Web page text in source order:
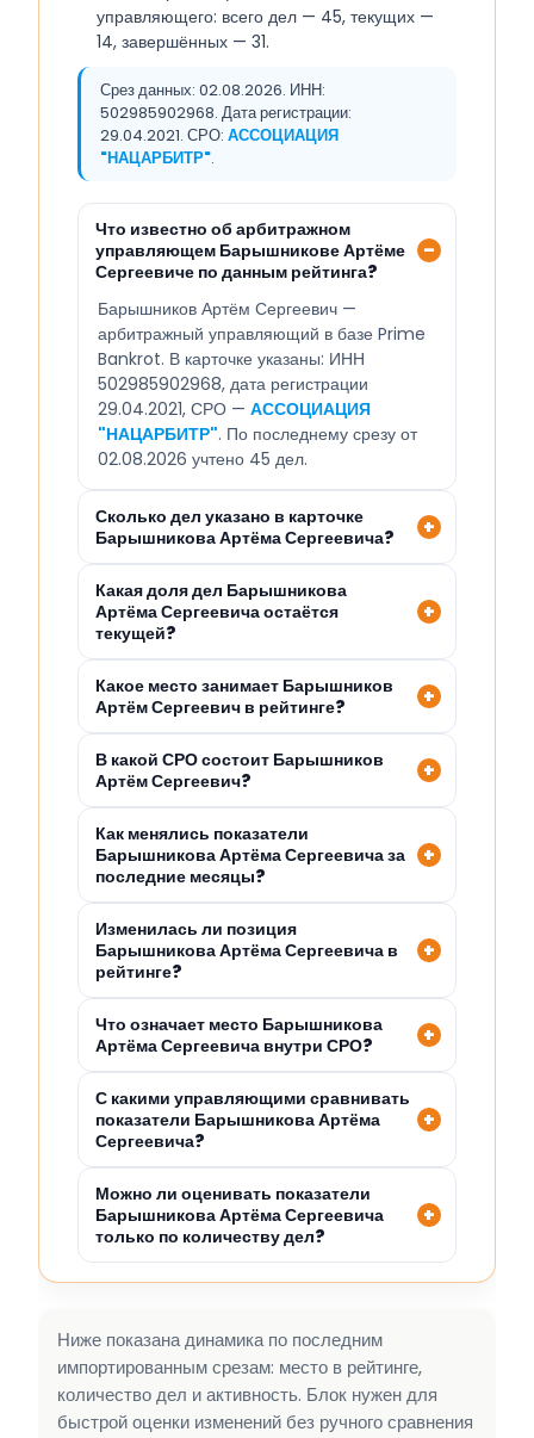
управляющего: всего дел — 45, текущих —
14, завершённых — 31.
Срез данных: 02.08.2026. ИНН:
502985902968. Дата регистрации:
29.04.2021. СРО: АССОЦИАЦИЯ
"НАЦАРБИТР".
Что известно об арбитражном
управляющем Барышникове Артёме
Сергеевиче по данным рейтинга?
Барышников Артём Сергеевич —
арбитражный управляющий в базе Prime
Bankrot. В карточке указаны: ИНН
502985902968, дата регистрации
29.04.2021, СРО — АССОЦИАЦИЯ
"НАЦАРБИТР". По последнему срезу от
02.08.2026 учтено 45 дел.
Сколько дел указано в карточке
Барышникова Артёма Сергеевича?
Какая доля дел Барышникова
Артёма Сергеевича остаётся
текущей?
Какое место занимает Барышников
Артём Сергеевич в рейтинге?
В какой СРО состоит Барышников
Артём Сергеевич?
Как менялись показатели
Барышникова Артёма Сергеевича за
последние месяцы?
Изменилась ли позиция
Барышникова Артёма Сергеевича в
рейтинге?
Что означает место Барышникова
Артёма Сергеевича внутри СРО?
С какими управляющими сравнивать
показатели Барышникова Артёма
Сергеевича?
Можно ли оценивать показатели
Барышникова Артёма Сергеевича
только по количеству дел?
Ниже показана динамика по последним
импортированным срезам: место в рейтинге,
количество дел и активность. Блок нужен для
быстрой оценки изменений без ручного сравнения